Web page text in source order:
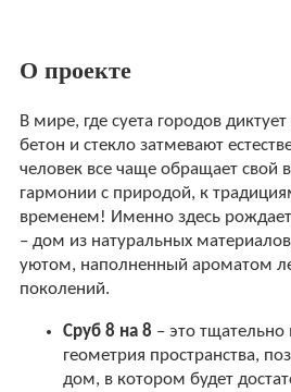
О проекте
В мире, где суета городов
бетон и стекло затмевают
человек все чаще обращает свой
гармонии с природой, к
временем! Именно здесь
– дом из натуральных
уютом, наполненный ароматом
поколений.
Сруб 8 на 8 – это тщательно
геометрия пространства,
дом, в котором будет